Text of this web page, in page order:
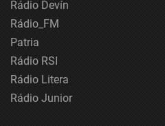
Rádio Devín
Rádio_FM
Patria
Rádio RSI
Rádio Litera
Rádio Junior